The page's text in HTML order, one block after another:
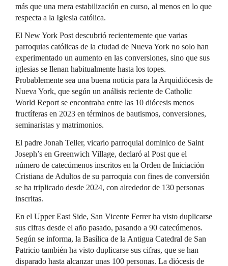
más que una mera estabilización en curso, al menos en lo que
respecta a la Iglesia católica.
El New York Post descubrió recientemente que varias
parroquias católicas de la ciudad de Nueva York no solo han
experimentado un aumento en las conversiones, sino que sus
iglesias se llenan habitualmente hasta los topes.
Probablemente sea una buena noticia para la Arquidiócesis de
Nueva York, que según un análisis reciente de Catholic
World Report se encontraba entre las 10 diócesis menos
fructíferas en 2023 en términos de bautismos, conversiones,
seminaristas y matrimonios.
El padre Jonah Teller, vicario parroquial dominico de Saint
Joseph’s en Greenwich Village, declaró al Post que el
número de catecúmenos inscritos en la Orden de Iniciación
Cristiana de Adultos de su parroquia con fines de conversión
se ha triplicado desde 2024, con alrededor de 130 personas
inscritas.
En el Upper East Side, San Vicente Ferrer ha visto duplicarse
sus cifras desde el año pasado, pasando a 90 catecúmenos.
Según se informa, la Basílica de la Antigua Catedral de San
Patricio también ha visto duplicarse sus cifras, que se han
disparado hasta alcanzar unas 100 personas. La diócesis de